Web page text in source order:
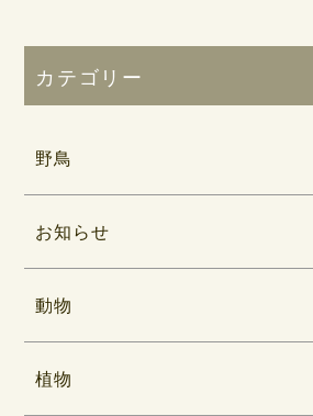
カテゴリー
野鳥
お知らせ
動物
植物